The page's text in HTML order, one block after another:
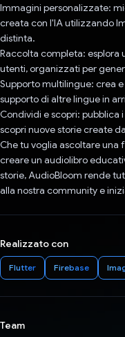
Immagini personalizzate:
creata con l'IA utilizzando
distinta.
Raccolta completa: esplora
utenti, organizzati per
Supporto multilingue: crea
supporto di altre lingue in
Condividi e scopri: pubblica
scopri nuove storie create
Che tu voglia ascoltare una
creare un audiolibro
storie, AudioBloom rende
alla nostra community e
Realizzato con
Flutter Firebase
Team